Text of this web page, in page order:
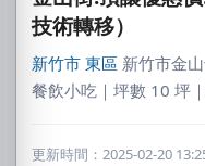
技術轉移）
新竹市 東區 新竹市金
餐飲小吃｜坪數 10 坪
更新時間：2025-02-20